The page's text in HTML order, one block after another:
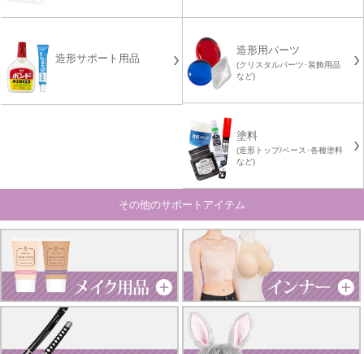
造形サポート用品
造形用パーツ
(クリスタルパーツ･装飾用品
など)
塗料
(造形トップ/ベース･各種塗料
など)
その他のサポートアイテム